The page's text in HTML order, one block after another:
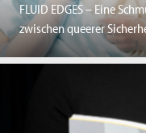
FLUID EDGES – Eine
zwischen queerer